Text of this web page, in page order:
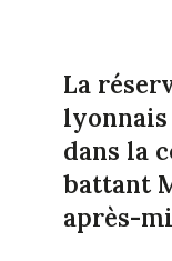
La
lyonnais
dans la
battant
après-